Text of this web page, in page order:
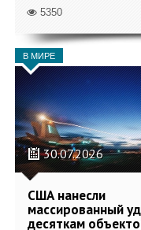
5350
В МИРЕ
30.07.2026
США нанесли
массированный
десяткам